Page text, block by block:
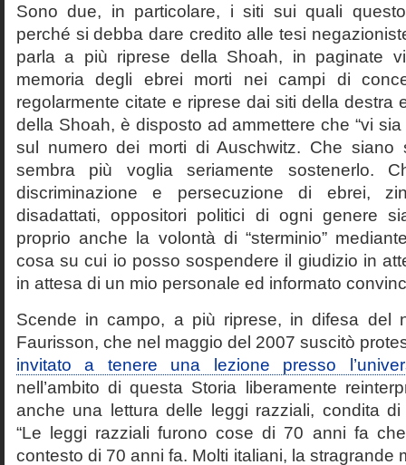
Sono due, in particolare, i siti sui quali
perché si debba dare credito alle tesi
parla a più riprese della Shoah, in paginate
memoria degli ebrei morti nei campi di
regolarmente citate e riprese dai siti della destra
della Shoah, è disposto ad ammettere che “vi
sul numero dei morti di Auschwitz. Che siano
sembra più voglia seriamente sostenerlo.
discriminazione e persecuzione di ebrei,
disadattati, oppositori politici di ogni genere
proprio anche la volontà di “sterminio”
cosa su cui io posso sospendere il giudizio in
in attesa di un mio personale ed informato
Scende in campo, a più riprese, in difesa del
Faurisson, che nel maggio del 2007 suscitò
invitato a tenere una lezione presso
nell’ambito di questa Storia liberamente
anche una lettura delle leggi razziali, condita di
“Le leggi razziali furono cose di 70 anni fa
contesto di 70 anni fa. Molti italiani, la stragrande